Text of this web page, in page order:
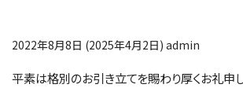
2022年8月8日 (2025年4月2日) admin
平素は格別のお引き立てを賜わり厚くお礼申